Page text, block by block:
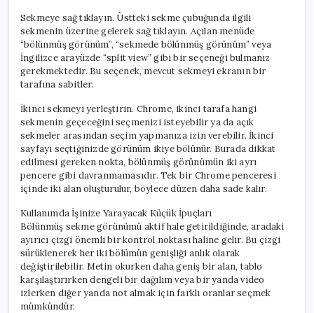
Sekmeye sağ tıklayın. Üstteki sekme çubuğunda ilgili
sekmenin üzerine gelerek sağ tıklayın. Açılan menüde
“bölünmüş görünüm”, “sekmede bölünmüş görünüm” veya
İngilizce arayüzde “split view” gibi bir seçeneği bulmanız
gerekmektedir. Bu seçenek, mevcut sekmeyi ekranın bir
tarafına sabitler.
İkinci sekmeyi yerleştirin. Chrome, ikinci tarafa hangi
sekmenin geçeceğini seçmenizi isteyebilir ya da açık
sekmeler arasından seçim yapmanıza izin verebilir. İkinci
sayfayı seçtiğinizde görünüm ikiye bölünür. Burada dikkat
edilmesi gereken nokta, bölünmüş görünümün iki ayrı
pencere gibi davranmamasıdır. Tek bir Chrome penceresi
içinde iki alan oluşturulur, böylece düzen daha sade kalır.
Kullanımda İşinize Yarayacak Küçük İpuçları
Bölünmüş sekme görünümü aktif hale getirildiğinde, aradaki
ayırıcı çizgi önemli bir kontrol noktası haline gelir. Bu çizgi
sürüklenerek her iki bölümün genişliği anlık olarak
değiştirilebilir. Metin okurken daha geniş bir alan, tablo
karşılaştırırken dengeli bir dağılım veya bir yanda video
izlerken diğer yanda not almak için farklı oranlar seçmek
mümkündür.